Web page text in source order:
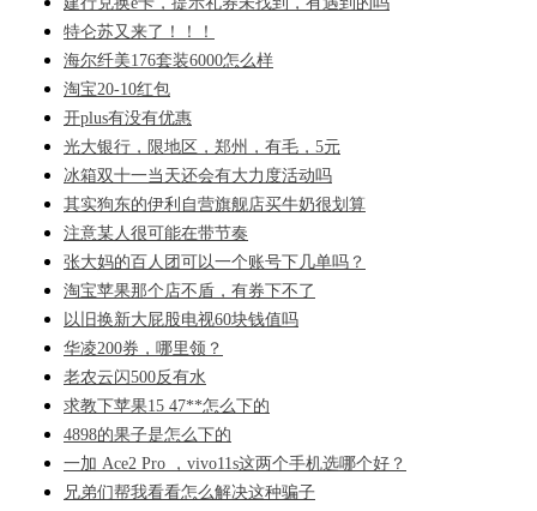
特仑苏又来了！！！
海尔纤美176套装6000怎么样
淘宝20-10红包
开plus有没有优惠
光大银行，限地区，郑州，有毛，5元
冰箱双十一当天还会有大力度活动吗
其实狗东的伊利自营旗舰店买牛奶很划算
注意某人很可能在带节奏
张大妈的百人团可以一个账号下几单吗？
淘宝苹果那个店不盾，有券下不了
以旧换新大屁股电视60块钱值吗
华凌200券，哪里领？
老农云闪500反有水
求教下苹果15 47**怎么下的
4898的果子是怎么下的
一加 Ace2 Pro ，vivo11s这两个手机选哪个好？
兄弟们帮我看看怎么解决这种骗子